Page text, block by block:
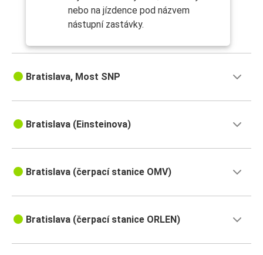
nebo na jízdence pod názvem
nástupní zastávky.
Bratislava, Most SNP
Bratislava (Einsteinova)
Bratislava (čerpací stanice OMV)
Bratislava (čerpací stanice ORLEN)